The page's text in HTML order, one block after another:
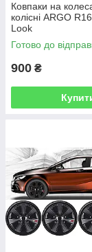
Ковпаки на
колісні ARGO
Look
Готово до
900 ₴